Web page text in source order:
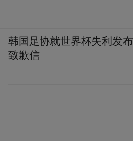
韩国足协就世界杯失利发布
致歉信